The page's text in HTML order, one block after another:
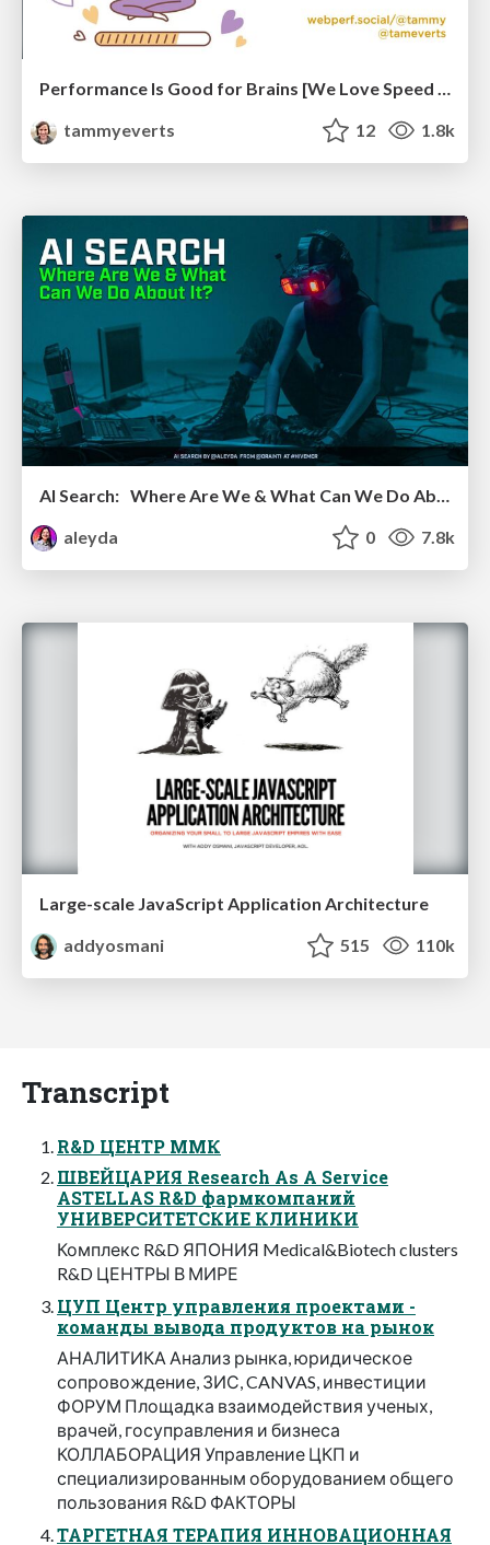
Performance Is Good for Brains [We Love Speed 2024]
tammyeverts
12 1.8k
AI Search: Where Are We & What Can We Do About It?
aleyda
0 7.8k
Large-scale JavaScript Application Architecture
addyosmani
515 110k
Transcript
R&D ЦЕНТР ММК
ШВЕЙЦАРИЯ Research As A Service
ASTELLAS R&D фармкомпаний
УНИВЕРСИТЕТСКИЕ КЛИНИКИ
Комплекс R&D ЯПОНИЯ Medical&Biotech clusters
R&D ЦЕНТРЫ В МИРЕ
ЦУП Центр управления проектами -
команды вывода продуктов на рынок
АНАЛИТИКА Анализ рынка, юридическое
сопровождение, ЗИС, CANVAS, инвестиции
ФОРУМ Площадка взаимодействия ученых,
врачей, госуправления и бизнеса
КОЛЛАБОРАЦИЯ Управление ЦКП и
специализированным оборудованием общего
пользования R&D ФАКТОРЫ
ТАРГЕТНАЯ ТЕРАПИЯ ИННОВАЦИОННАЯ